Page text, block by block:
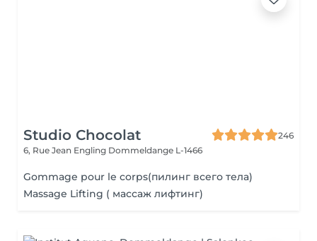
Studio Chocolat
246
6, Rue Jean Engling Dommeldange L-1466
Gommage pour le corps(пилинг всего тела)
Massage Lifting ( массаж лифтинг)